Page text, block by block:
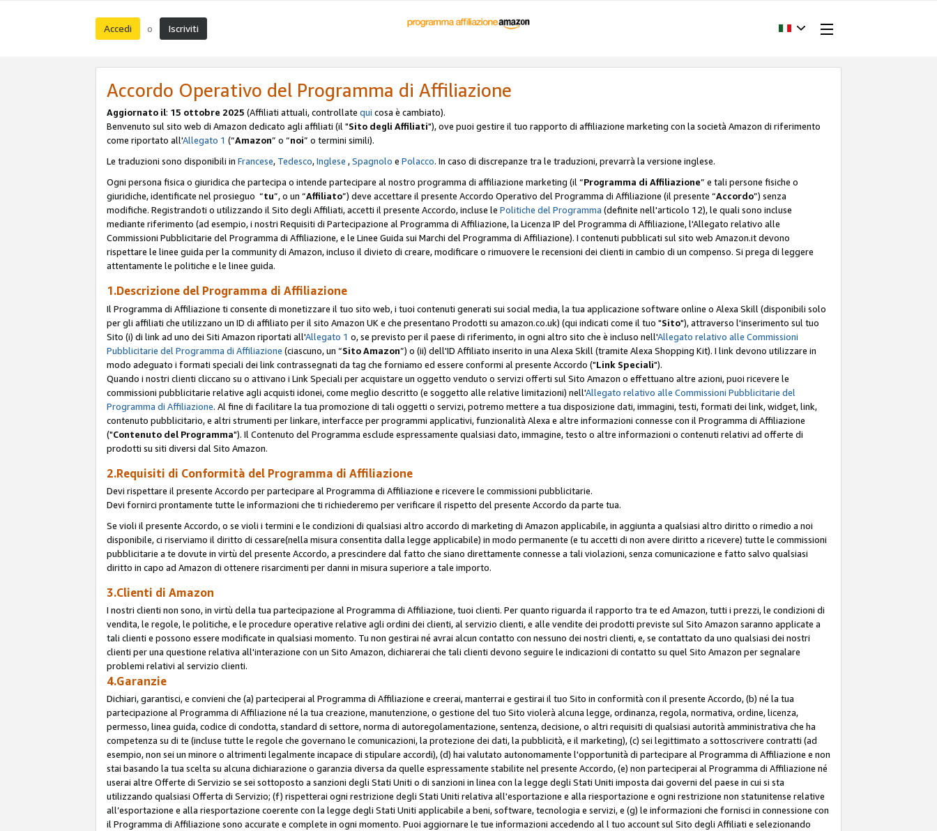
Accedi o Iscriviti
Accordo Operativo del Programma di Affiliazione
Aggiornato il: 15 ottobre 2025 (Affiliati attuali, controllate qui cosa è cambiato).
Benvenuto sul sito web di Amazon dedicato agli affiliati (il "Sito degli Affiliati"), ove puoi gestire il tuo rapporto di affiliazione marketing con la società Amazon di riferimento
come riportato all'Allegato 1 (“Amazon” o “noi” o termini simili).
Le traduzioni sono disponibili in Francese, Tedesco,Inglese ,Spagnolo e Polacco. In caso di discrepanze tra le traduzioni, prevarrà la versione inglese.
Ogni persona fisica o giuridica che partecipa o intende partecipare al nostro programma di affiliazione marketing (il “Programma di Affiliazione” e tali persone fisiche o
giuridiche, identificate nel prosieguo “tu”, o un “Affiliato”) deve accettare il presente Accordo Operativo del Programma di Affiliazione (il presente “Accordo”) senza
modifiche. Registrandoti o utilizzando il Sito degli Affiliati, accetti il presente Accordo, incluse le Politiche del Programma (definite nell'articolo 12), le quali sono incluse
mediante riferimento (ad esempio, i nostri Requisiti di Partecipazione al Programma di Affiliazione, la Licenza IP del Programma di Affiliazione, l'Allegato relativo alle
Commissioni Pubblicitarie del Programma di Affiliazione, e le Linee Guida sui Marchi del Programma di Affiliazione). I contenuti pubblicati sul sito web Amazon.it devono
rispettare le linee guida per la community di Amazon, incluso il divieto di creare, modificare o rimuovere le recensioni dei clienti in cambio di un compenso. Si prega di leggere
attentamente le politiche e le linee guida.
1.Descrizione del Programma di Affiliazione
Il Programma di Affiliazione ti consente di monetizzare il tuo sito web, i tuoi contenuti generati sui social media, la tua applicazione software online o Alexa Skill (disponibili solo
per gli affiliati che utilizzano un ID di affiliato per il sito Amazon UK e che presentano Prodotti su amazon.co.uk) (qui indicati come il tuo "Sito"), attraverso l'inserimento sul tuo
Sito (i) di link ad uno dei Siti Amazon riportati all'Allegato 1 o, se previsto per il paese di riferimento, in ogni altro sito che è incluso nell'Allegato relativo alle Commissioni
Pubblicitarie del Programma di Affiliazione (ciascuno, un “Sito Amazon”) o (ii) dell'ID Affiliato inserito in una Alexa Skill (tramite Alexa Shopping Kit). I link devono utilizzare in
modo adeguato i formati speciali dei link contrassegnati da tag che forniamo ed essere conformi al presente Accordo ("Link Speciali").
Quando i nostri clienti cliccano su o attivano i Link Speciali per acquistare un oggetto venduto o servizi offerti sul Sito Amazon o effettuano altre azioni, puoi ricevere le
commissioni pubblicitarie relative agli acquisti idonei, come meglio descritto (e soggetto alle relative limitazioni) nell'Allegato relativo alle Commissioni Pubblicitarie del
Programma di Affiliazione. Al fine di facilitare la tua promozione di tali oggetti o servizi, potremo mettere a tua disposizione dati, immagini, testi, formati dei link, widget, link,
contenuto pubblicitario, e altri strumenti per linkare, interfacce per programmi applicativi, funzionalità Alexa e altre informazioni connesse con il Programma di Affiliazione
("Contenuto del Programma"). Il Contenuto del Programma esclude espressamente qualsiasi dato, immagine, testo o altre informazioni o contenuti relativi ad offerte di
prodotti su siti diversi dal Sito Amazon.
2.Requisiti di Conformità del Programma di Affiliazione
Devi rispettare il presente Accordo per partecipare al Programma di Affiliazione e ricevere le commissioni pubblicitarie.
Devi fornirci prontamente tutte le informazioni che ti richiederemo per verificare il rispetto del presente Accordo da parte tua.
Se violi il presente Accordo, o se violi i termini e le condizioni di qualsiasi altro accordo di marketing di Amazon applicabile, in aggiunta a qualsiasi altro diritto o rimedio a noi
disponibile, ci riserviamo il diritto di cessare(nella misura consentita dalla legge applicabile) in modo permanente (e tu accetti di non avere diritto a ricevere) tutte le commissioni
pubblicitarie a te dovute in virtù del presente Accordo, a prescindere dal fatto che siano direttamente connesse a tali violazioni, senza comunicazione e fatto salvo qualsiasi
diritto in capo ad Amazon di ottenere risarcimenti per danni in misura superiore a tale importo.
3.Clienti di Amazon
I nostri clienti non sono, in virtù della tua partecipazione al Programma di Affiliazione, tuoi clienti. Per quanto riguarda il rapporto tra te ed Amazon, tutti i prezzi, le condizioni di
vendita, le regole, le politiche, e le procedure operative relative agli ordini dei clienti, al servizio clienti, e alle vendite dei prodotti previste sul Sito Amazon saranno applicate a
tali clienti e possono essere modificate in qualsiasi momento. Tu non gestirai né avrai alcun contatto con nessuno dei nostri clienti, e, se contattato da uno qualsiasi dei nostri
clienti per una questione relativa all'interazione con un Sito Amazon, dichiarerai che tali clienti devono seguire le indicazioni di contatto su quel Sito Amazon per segnalare
problemi relativi al servizio clienti.
4.Garanzie
Dichiari, garantisci, e convieni che (a) parteciperai al Programma di Affiliazione e creerai, manterrai e gestirai il tuo Sito in conformità con il presente Accordo, (b) né la tua
partecipazione al Programma di Affiliazione né la tua creazione, manutenzione, o gestione del tuo Sito violerà alcuna legge, ordinanza, regola, normativa, ordine, licenza,
permesso, linea guida, codice di condotta, standard di settore, norma di autoregolamentazione, sentenza, decisione, o altri requisiti di qualsiasi autorità amministrativa che ha
competenza su di te (incluse tutte le regole che governano le comunicazioni, la protezione dei dati, la pubblicità, e il marketing), (c) sei legittimato a sottoscrivere contratti (ad
esempio, non sei un minore o altrimenti legalmente incapace di stipulare accordi), (d) hai valutato autonomamente l'opportunità di partecipare al Programma di Affiliazione e non
stai basando la tua scelta su alcuna dichiarazione o garanzia diversa da quelle espressamente stabilite nel presente Accordo, (e) non parteciperai al Programma di Affiliazione né
userai altre Offerte di Servizio se sei sottoposto a sanzioni degli Stati Uniti o di sanzioni in linea con la legge degli Stati Uniti imposta dai governi del paese in cui si sta
utilizzando qualsiasi Offerta di Servizio; (f) rispetterai ogni restrizione degli Stati Uniti relativa all'esportazione e alla riesportazione e ogni restrizione non statunitense relative
all’esportazione e alla riesportazione coerente con la legge degli Stati Uniti applicabile a beni, software, tecnologia e servizi, e (g) le informazioni che fornisci in connessione con
il Programma di Affiliazione sono accurate e complete in ogni momento. Puoi aggiornare le tue informazioni accedendo al l tuo account sul Sito degli Affiliati e selezionando